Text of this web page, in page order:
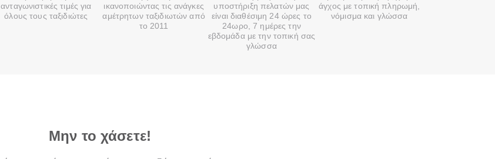
ανταγωνιστικές τιμές για
όλους τους ταξιδιώτες
ικανοποιώντας τις ανάγκες
αμέτρητων ταξιδιωτών από
το 2011
υποστήριξη πελατών μας
είναι διαθέσιμη 24 ώρες το
24ωρο, 7 ημέρες την
εβδομάδα με την τοπική σας
γλώσσα
άγχος με τοπική πληρωμή,
νόμισμα και γλώσσα
Μην το χάσετε!